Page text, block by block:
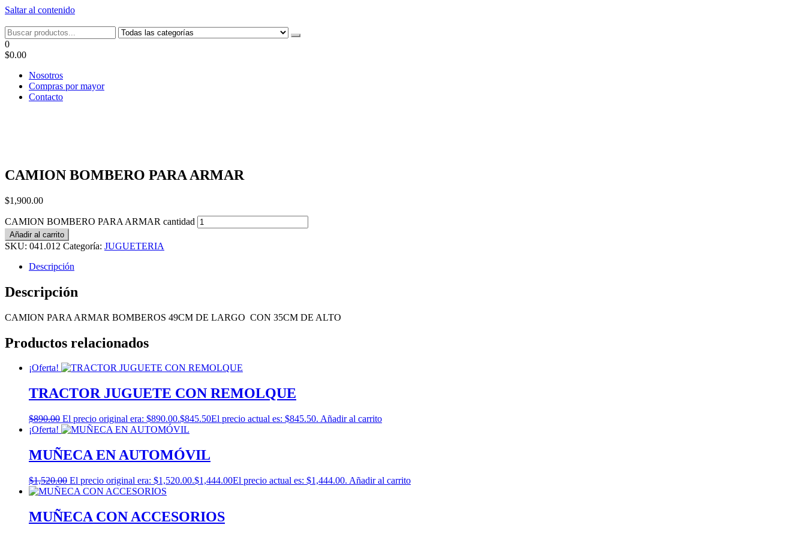
Saltar al contenido
Tel: 22087679 – Cel: 097 822122 – Joaquín Requena 2459
0
$0.00
Nosotros
Compras por mayor
Contacto
CAMION BOMBERO PARA ARMAR
$1,900.00
CAMION BOMBERO PARA ARMAR cantidad
Añadir al carrito
SKU: 041.012 Categoría: JUGUETERIA
Descripción
Descripción
CAMION PARA ARMAR BOMBEROS 49CM DE LARGO CON 35CM DE ALTO
Productos relacionados
¡Oferta!
TRACTOR JUGUETE CON REMOLQUE
$890.00 El precio original era: $890.00.$845.50El precio actual es: $845.50. Añadir al carrito
¡Oferta!
MUÑECA EN AUTOMÓVIL
$1,520.00 El precio original era: $1,520.00.$1,444.00El precio actual es: $1,444.00. Añadir al carrito
MUÑECA CON ACCESORIOS